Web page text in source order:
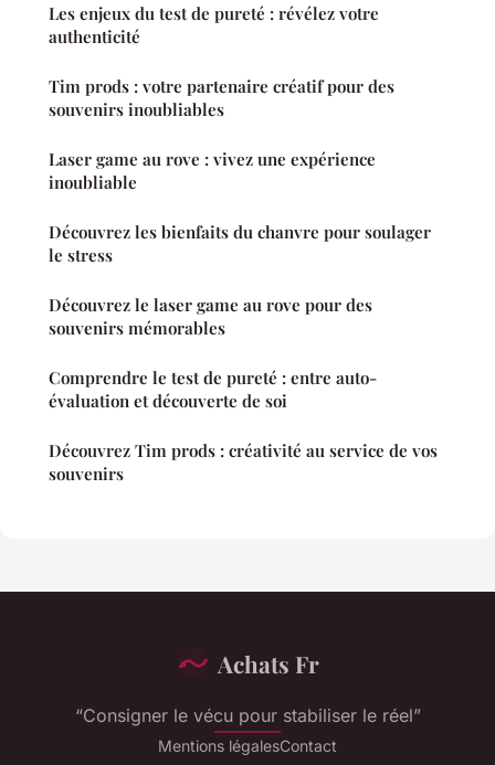
Les enjeux du test de pureté : révélez votre
authenticité
Tim prods : votre partenaire créatif pour des
souvenirs inoubliables
Laser game au rove : vivez une expérience
inoubliable
Découvrez les bienfaits du chanvre pour soulager
le stress
Découvrez le laser game au rove pour des
souvenirs mémorables
Comprendre le test de pureté : entre auto-
évaluation et découverte de soi
Découvrez Tim prods : créativité au service de vos
souvenirs
Achats Fr
“Consigner le vécu pour stabiliser le réel”
Mentions légalesContact